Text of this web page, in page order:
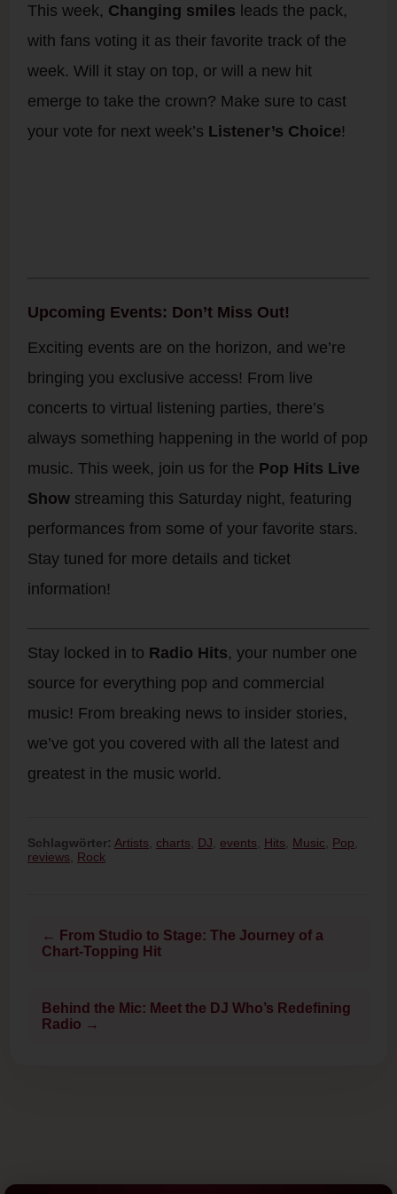
This week, Changing smiles leads the pack,
with fans voting it as their favorite track of the
week. Will it stay on top, or will a new hit
emerge to take the crown? Make sure to cast
your vote for next week’s Listener’s Choice!
Upcoming Events: Don’t Miss Out!
Exciting events are on the horizon, and we’re
bringing you exclusive access! From live
concerts to virtual listening parties, there’s
always something happening in the world of pop
music. This week, join us for the Pop Hits Live
Show streaming this Saturday night, featuring
performances from some of your favorite stars.
Stay tuned for more details and ticket
information!
Stay locked in to Radio Hits, your number one
source for everything pop and commercial
music! From breaking news to insider stories,
we’ve got you covered with all the latest and
greatest in the music world.
Schlagwörter: Artists charts DJ events Hits Music Pop
reviews
Rock
← From Studio to Stage: The Journey of a
Chart-Topping Hit
Behind the Mic: Meet the DJ Who’s Redefining
Radio →